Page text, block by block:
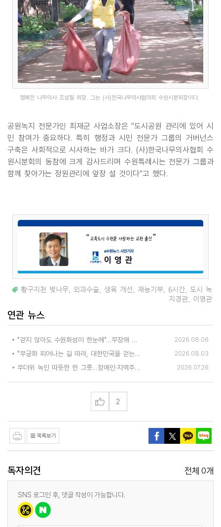
행복한 나무의사 조성칠 회장. 그는 (사)한국나무의사협의회 수원시분회장이다.
공원녹지 전문가인 최재군 사업소장은 "도시공원 관리에 있어 시
민 참여가 중요하다. 특히 행정과 시민 전문가 그룹의 거버넌스
구축은 사회적으로 시사하는 바가 크다. (사)한국나무의사협회 수
원시분회의 동참에 크게 감사드리며 수원특례시는 전문가 그룹과
함께 찾아가는 정원관리에 앞장 설 것이다"고 했다.
황구지천 벚나무 외과수술 생육 개선 재능기부 6시간
도시 녹
지경관
이영관
연관 뉴스
"걷지 않아도 수원화성이 한눈에"…무장애 관광버스 '수원행차' 타보니 2026.08.06
"무궁화 피어나는 길 따라, 대한민국을 걷는다" 2026.08.03
무더위 녹인 따뜻한 한 그릇…장애인·지역주민 위한 '행복한 밥상' 2026.07.26
2
독자의견 전체 0개
SNS 로그인 후, 댓글 작성이 가능합니다.